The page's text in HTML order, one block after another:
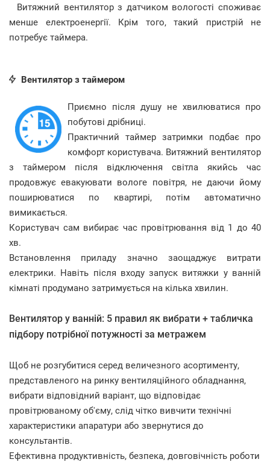
Витяжний вентилятор з датчиком вологості споживає
менше електроенергії. Крім того, такий пристрій не
потребує таймера.
Вентилятор з таймером
Приємно після душу не хвилюватися про
побутові дрібниці.
Практичний таймер затримки подбає про
комфорт користувача. Витяжний вентилятор
з таймером після відключення світла якийсь час
продовжує евакуювати вологе повітря, не даючи йому
поширюватися по квартирі, потім автоматично
вимикається.
Користувач сам вибирає час провітрювання від 1 до 40
хв.
Встановлення приладу значно заощаджує витрати
електрики. Навіть після входу запуск витяжки у ванній
кімнаті продумано затримується на кілька хвилин.
Вентилятор у ванній: 5 правил як вибрати + табличка
підбору потрібної потужності за метражем
Щоб не розгубитися серед величезного асортименту,
представленого на ринку вентиляційного обладнання,
вибрати відповідний варіант, що відповідає
провітрюваному об'єму, слід чітко вивчити технічні
характеристики апаратури або звернутися до
консультантів.
Ефективна продуктивність, безпека, довговічність роботи